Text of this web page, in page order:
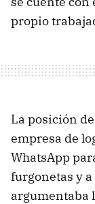
propio
La posición
empresa de
WhatsApp
furgonetas y
argumentaba